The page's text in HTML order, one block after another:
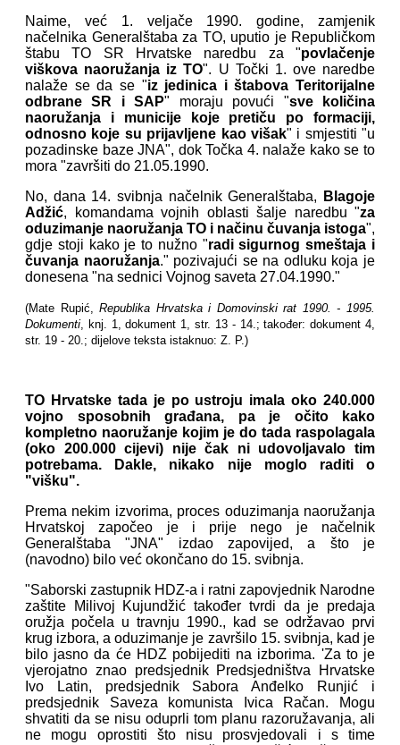
Naime, već 1. veljače 1990. godine, zamjenik
načelnika Generalštaba za TO, uputio je Republičkom
štabu TO SR Hrvatske naredbu za "povlačenje
viškova naoružanja iz TO". U Točki 1. ove naredbe
nalaže se da se "iz jedinica i štabova Teritorijalne
odbrane SR i SAP" moraju povući "sve količina
naoružanja i municije koje pretiču po formaciji,
odnosno koje su prijavljene kao višak" i smjestiti "u
pozadinske baze JNA", dok Točka 4. nalaže kako se to
mora "završiti do 21.05.1990.
No, dana 14. svibnja načelnik Generalštaba,
Blagoje
Adžić, komandama vojnih oblasti šalje naredbu "za
oduzimanje naoružanja TO i načinu čuvanja istoga",
gdje stoji kako je to nužno "radi sigurnog smeštaja i
čuvanja naoružanja." pozivajući se na odluku koja je
donesena "na sednici Vojnog saveta 27.04.1990."
(Mate Rupić,Republika Hrvatska i Domovinski rat 1990. - 1995.
Dokumenti, knj. 1, dokument 1, str. 13 - 14.; također: dokument 4,
str. 19 - 20.; dijelove teksta istaknuo: Z. P.)
TO Hrvatske tada je po ustroju imala oko 240.000
vojno sposobnih građana, pa je očito kako
kompletno naoružanje kojim je do tada raspolagala
(oko 200.000 cijevi) nije čak ni udovoljavalo tim
potrebama. Dakle, nikako nije moglo raditi o
"višku".
Prema nekim izvorima, proces oduzimanja naoružanja
Hrvatskoj započeo je i prije nego je načelnik
Generalštaba "JNA" izdao zapovijed, a što je
(navodno) bilo već okončano do 15. svibnja.
"Saborski zastupnik HDZ-a i ratni zapovjednik Narodne
zaštite Milivoj Kujundžić također tvrdi da je predaja
oružja počela u travnju 1990., kad se održavao prvi
krug izbora, a oduzimanje je završilo 15. svibnja, kad je
bilo jasno da će HDZ pobijediti na izborima. 'Za to je
vjerojatno znao predsjednik Predsjedništva Hrvatske
Ivo Latin, predsjednik Sabora Anđelko Runjić i
predsjednik Saveza komunista Ivica Račan. Mogu
shvatiti da se nisu oduprli tom planu razoružavanja, ali
ne mogu oprostiti što nisu prosvjedovali i s time